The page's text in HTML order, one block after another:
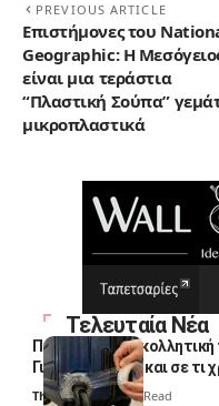
PREVIOUS ARTICLE
Επιστήμονες του
Geographic: Η
είναι μια τεράστια
“Πλαστική Σούπα”
μικροπλαστικά
Τελευταία Νέα
Πολλοί βάζουν
Γιατί το κάνουν και σε τι
Thali Ombre4 Min Read